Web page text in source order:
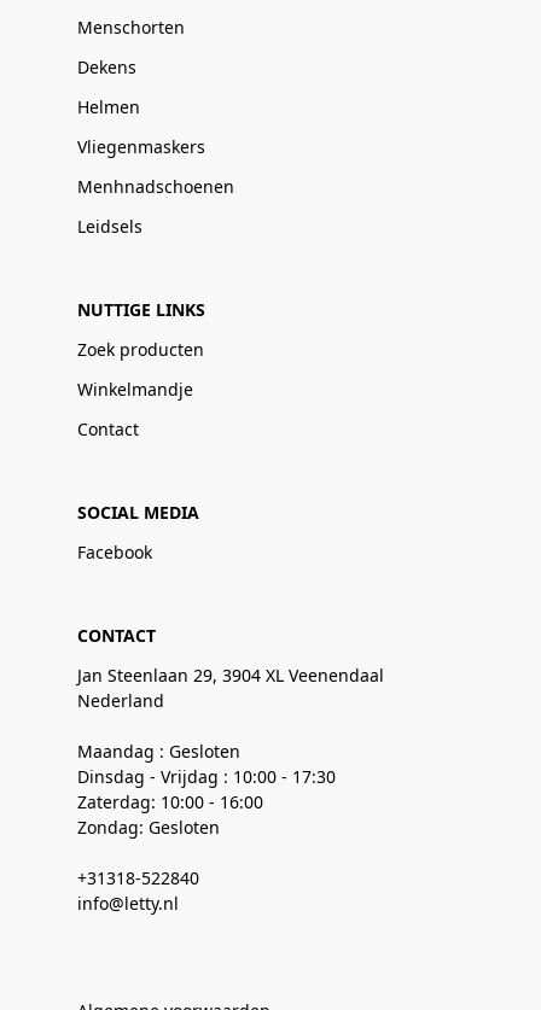
Menschorten
Dekens
Helmen
Vliegenmaskers
Menhnadschoenen
Leidsels
NUTTIGE LINKS
Zoek producten
Winkelmandje
Contact
SOCIAL MEDIA
Facebook
CONTACT
Jan Steenlaan 29, 3904 XL Veenendaal
Nederland
Maandag : Gesloten
Dinsdag - Vrijdag : 10:00 - 17:30
Zaterdag: 10:00 - 16:00
Zondag: Gesloten
+31318-522840
info@letty.nl